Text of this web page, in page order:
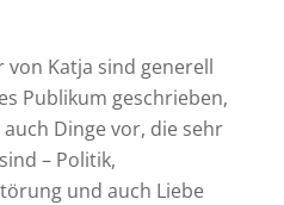
von Katja sind generell
Publikum geschrieben,
Dinge vor, die sehr
– Politik,
und auch Liebe